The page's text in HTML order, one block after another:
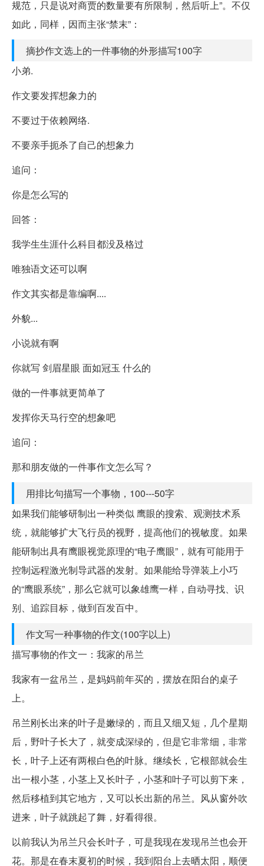
规范，只是说对商贾的数量要有所限制，然后听上”。不仅
如此，同样，因而主张“禁末”：
摘抄作文选上的一件事物的外形描写100字
小弟.
作文要发挥想象力的
不要过于依赖网络.
不要亲手扼杀了自己的想象力
追问：
你是怎么写的
回答：
我学生生涯什么科目都没及格过
唯独语文还可以啊
作文其实都是靠编啊....
外貌...
小说就有啊
你就写 剑眉星眼 面如冠玉 什么的
做的一件事就更简单了
发挥你天马行空的想象吧
追问：
那和朋友做的一件事作文怎么写？
用排比句描写一个事物，100---50字
如果我们能够研制出一种类似 鹰眼的搜索、观测技术系
统，就能够扩大飞行员的视野，提高他们的视敏度。如果
能研制出具有鹰眼视觉原理的“电子鹰眼”，就有可能用于
控制远程激光制导武器的发射。如果能给导弹装上小巧
的“鹰眼系统”，那么它就可以象雄鹰一样，自动寻找、识
别、追踪目标，做到百发百中。
作文写一种事物的作文(100字以上)
描写事物的作文一：我家的吊兰
我家有一盆吊兰，是妈妈前年买的，摆放在阳台的桌子
上。
吊兰刚长出来的叶子是嫩绿的，而且又细又短，几个星期
后，野叶子长大了，就变成深绿的，但是它非常细，非常
长，叶子上还有两根白色的叶脉。继续长，它根部就会生
出一根小茎，小茎上又长叶子，小茎和叶子可以剪下来，
然后移植到其它地方，又可以长出新的吊兰。风从窗外吹
进来，叶子就跳起了舞，好看得很。
以前我认为吊兰只会长叶子，可是我现在发现吊兰也会开
花。那是在春末夏初的时候，我到阳台上去晒太阳，顺便